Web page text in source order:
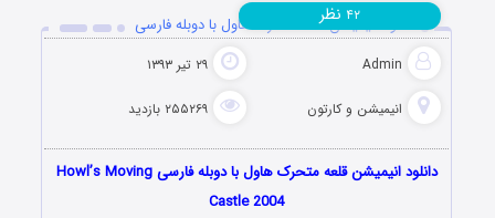
دانلود انیمیشن قلعه متحرک هاول با دوبله فارسی
Admin ۲۹ تیر ۱۳۹۳
انیمیشن و کارتون ۲۵۵۲۶۹ بازدید
۴۲ نظر
دانلود انیمیشن قلعه متحرک هاول با دوبله فارسی Howl’s Moving
Castle 2004